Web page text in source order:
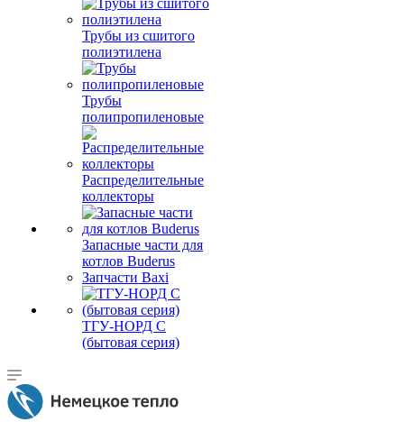
Трубы из сшитого
полиэтилена
Трубы
полипропиленовые
Распределительные
коллекторы
Запасные части для
котлов Buderus
Запчасти Baxi
ТГУ-НОРД С
(бытовая серия)